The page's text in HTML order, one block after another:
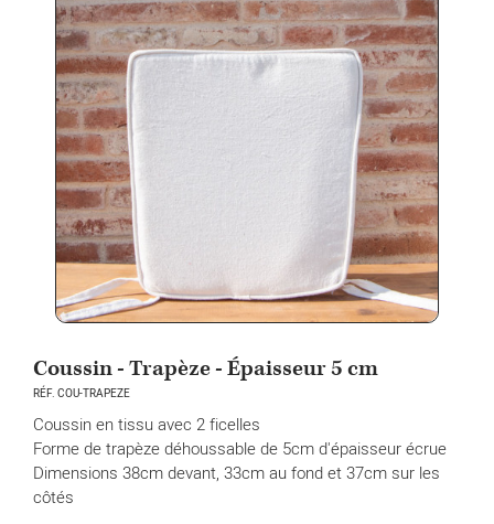
Coussin - Trapèze - Épaisseur 5 cm
RÉF. COU-TRAPEZE
Coussin en tissu avec 2 ficelles
Forme de trapèze déhoussable de 5cm d'épaisseur écrue
Dimensions 38cm devant, 33cm au fond et 37cm sur les
côtés